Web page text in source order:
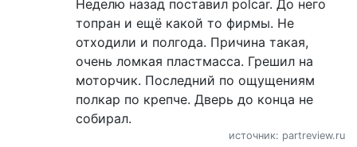
Неделю назад поставил polcar. До него
топран и ещё какой то фирмы. Не
отходили и полгода. Причина такая,
очень ломкая пластмасса. Грешил на
моторчик. Последний по ощущениям
полкар по крепче. Дверь до конца не
собирал.
источник: partreview.ru